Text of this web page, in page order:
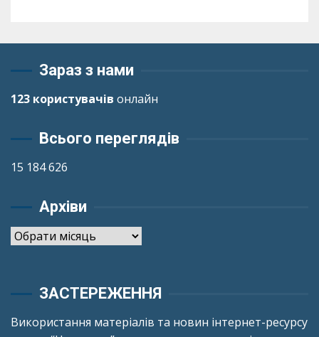
Зараз з нами
123 користувачів онлайн
Всього переглядів
15 184 626
Архіви
Архіви
ЗАСТЕРЕЖЕННЯ
Використання матеріалів та новин інтернет-ресурсу